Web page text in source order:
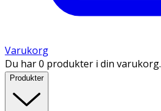
Varukorg
Du har 0 produkter i din varukorg.
Produkter